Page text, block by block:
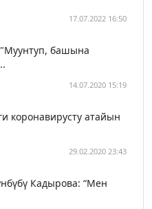
17.07.2022 16:50
башына
14.07.2020 15:19
коронавирусту атайын
29.02.2020 23:43
Кадырова: “Мен